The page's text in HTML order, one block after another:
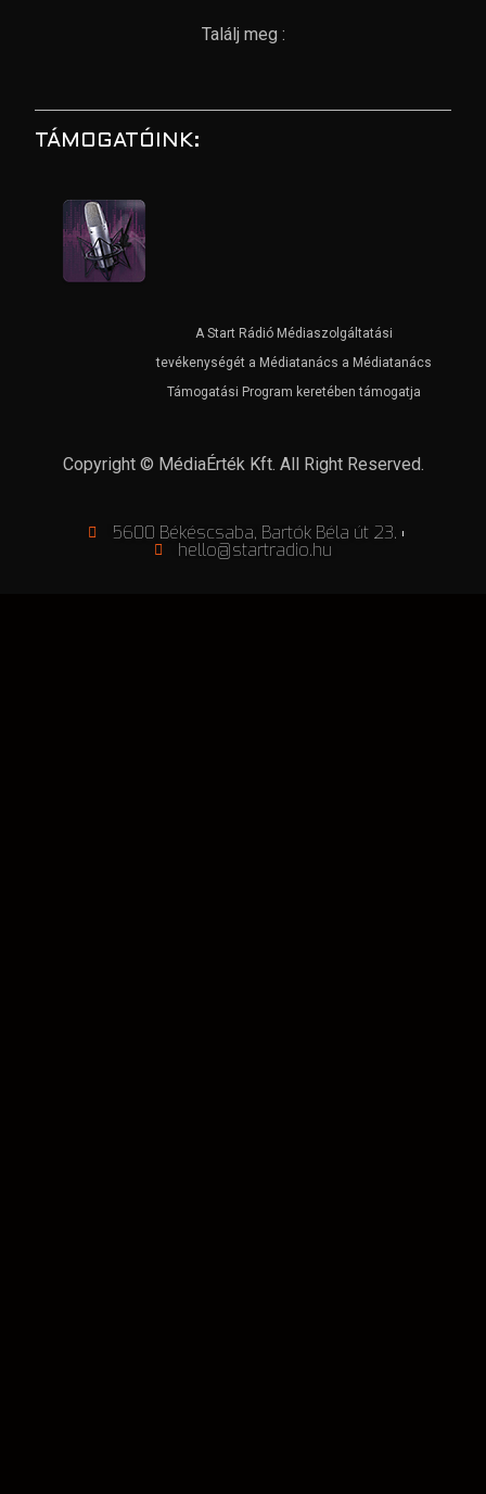
Találj meg :
TÁMOGATÓINK:
A Start Rádió Médiaszolgáltatási
tevékenységét a Médiatanács a Médiatanács
Támogatási Program keretében támogatja
Copyright © MédiaÉrték Kft. All Right Reserved.
5600 Békéscsaba, Bartók Béla út 23.
hello@startradio.hu